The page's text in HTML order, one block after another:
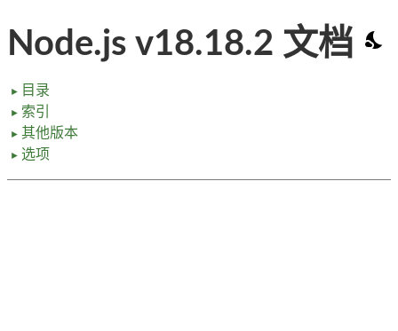
Node.js v18.18.2 文档
► 目录
► 索引
► 其他版本
► 选项